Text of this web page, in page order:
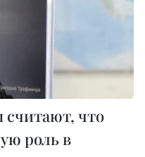
считают, что
роль в